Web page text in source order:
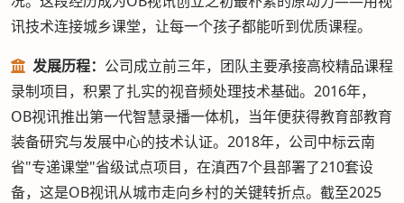
讯技术连接城乡课堂，让每一个孩子都能听到优质课程。
发展历程： 公司成立前三年，团队主要承接高校精品课程
录制项目，积累了扎实的视音频处理技术基础。2016年，
OB视讯推出第一代智慧录播一体机，当年便获得教育部教育
装备研究与发展中心的技术认证。2018年，公司中标云南
省"专递课堂"省级试点项目，在滇西7个县部署了210套设
备，这是OB视讯从城市走向乡村的关键转折点。截至2025